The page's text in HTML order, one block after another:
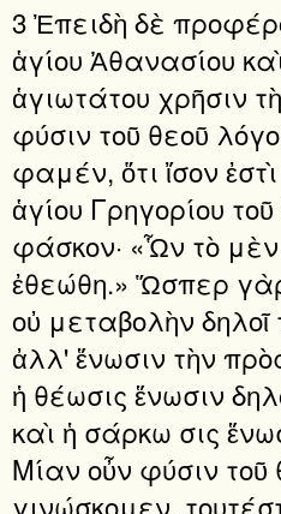
3 Ἐπειδὴ δὲ
ἁγίου Ἀθανασίου
ἁγιωτάτου χρῆσιν
φύσιν τοῦ θεοῦ
φαμέν, ὅτι ἴσον
ἁγίου Γρηγορίου
φάσκον· «Ὧν τὸ
ἐθεώθη.» Ὥσπερ
οὐ μεταβολὴν
ἀλλ' ἕνωσιν τὴν
ἡ θέωσις ἕνωσιν
καὶ ἡ σάρκω σις
Μίαν οὖν φύσιν τοῦ
γινώσκομεν,